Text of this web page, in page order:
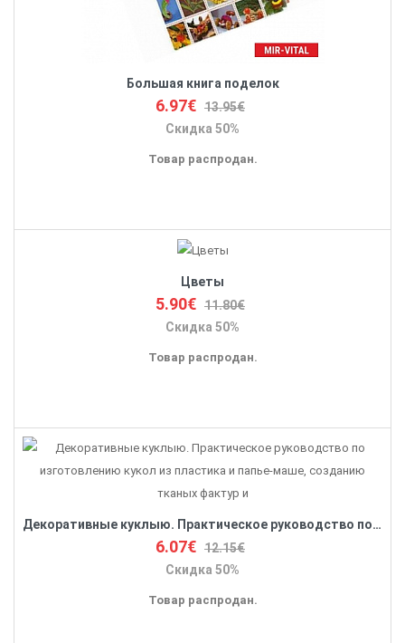
Большая книга поделок
6.97€ 13.95€
Скидка 50%
Товар распродан.
Цветы
5.90€ 11.80€
Скидка 50%
Товар распродан.
Декоративные куклыю. Практическое руководство по изготовлению кукол из пластика и папье-маше, созданию тканых фактур и
6.07€ 12.15€
Скидка 50%
Товар распродан.